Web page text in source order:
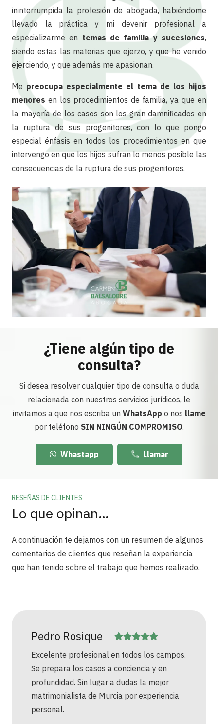
ininterrumpida la profesión de abogada, habiéndome
llevado la práctica y mi devenir profesional a
especializarme en temas de familia y sucesiones,
siendo estas las materias que ejerzo, y que he venido
ejerciendo, y que además me apasionan.
Me preocupa especialmente el tema de los hijos
menores en los procedimientos de familia, ya que en
la mayoría de los casos son los gran damnificados en
la ruptura de sus progenitores, con lo que pongo
especial énfasis en todos los procedimientos en que
intervengo en que los hijos sufran lo menos posible las
consecuencias de la ruptura de sus progenitores.
¿Tiene algún tipo de
consulta?
Si desea resolver cualquier tipo de consulta o duda
relacionada con nuestros servicios jurídicos, le
invitamos a que nos escriba un WhatsApp o nos llame
por teléfono SIN NINGÚN COMPROMISO.
Whastapp Llamar
RESEÑAS DE CLIENTES
Lo que opinan…
A continuación te dejamos con un resumen de algunos
comentarios de clientes que reseñan la experiencia
que han tenido sobre el trabajo que hemos realizado.
Pedro Rosique
Excelente profesional en todos los campos.
Se prepara los casos a conciencia y en
profundidad. Sin lugar a dudas la mejor
matrimonialista de Murcia por experiencia
personal.